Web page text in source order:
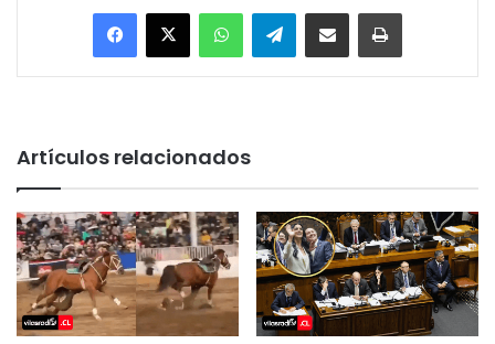
Facebook
X WhatsAppTelegramEnviar vía email Imprimir
Artículos relacionados